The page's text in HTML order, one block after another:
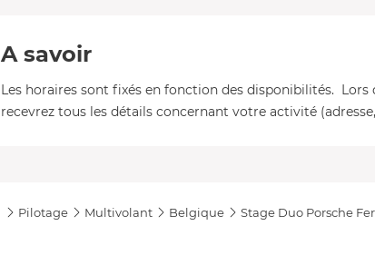
A savoir
Les horaires sont fixés en fonction des disponibilités. Lors
recevrez tous les détails concernant votre activité
Pilotage Multivolant Belgique Stage Duo Porsche